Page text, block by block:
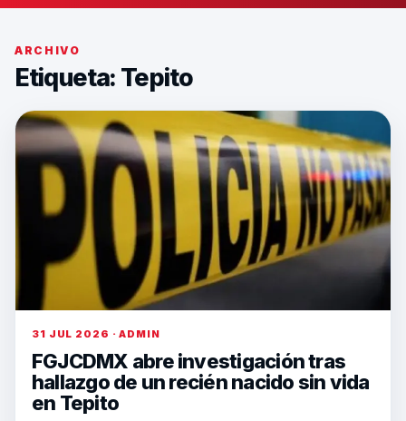
ARCHIVO
Etiqueta: Tepito
31 JUL 2026 · ADMIN
FGJCDMX abre investigación tras
hallazgo de un recién nacido sin vida
en Tepito